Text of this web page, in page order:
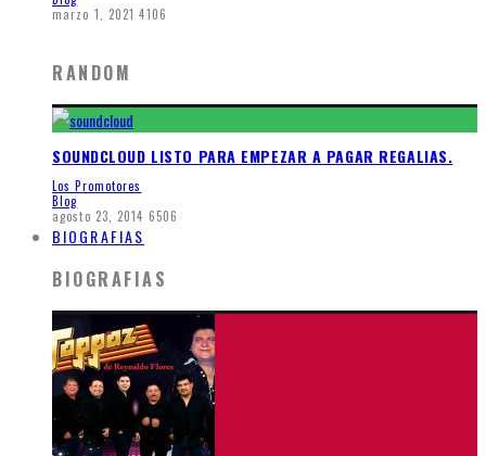
marzo 1, 2021 4106
RANDOM
SOUNDCLOUD LISTO PARA EMPEZAR A PAGAR REGALIAS.
Los Promotores
Blog
agosto 23, 2014 6506
BIOGRAFIAS
BIOGRAFIAS